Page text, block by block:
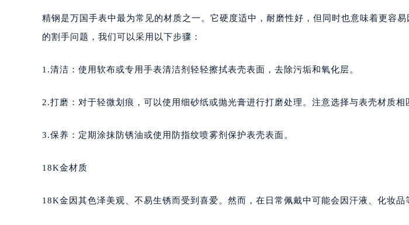
精钢是万国手表中最为常见的材质之一。它硬度适中，耐磨性好，但同时也意味着更容
的割手问题，我们可以采用以下步骤：
1.清洁：使用软布或专用手表清洁剂轻轻擦拭表壳表面，去除污垢和氧化层。
2.打磨：对于轻微划痕，可以使用细砂纸或抛光膏进行打磨处理。注意选择与表壳材质相
3.保养：定期涂抹防锈油或使用防指纹喷雾剂保护表壳表面。
18K金材质
18K金因其色泽美观、不易生锈而受到喜爱。然而，在日常佩戴中可能会因汗液、化妆品